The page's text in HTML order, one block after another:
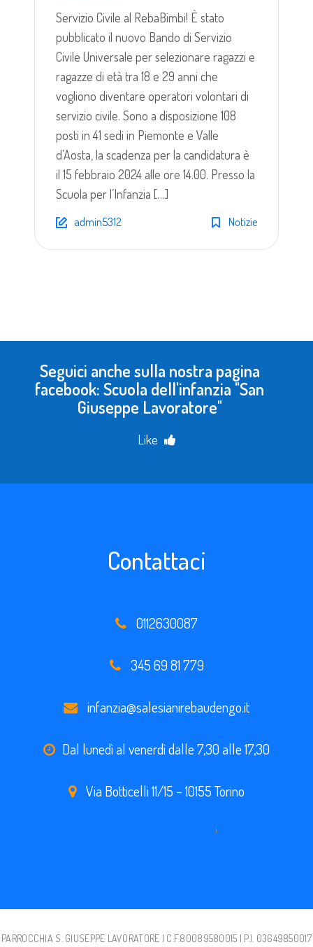
Servizio Civile al RebaBimbi! È stato
pubblicato il nuovo Bando di Servizio
Civile Universale per selezionare ragazzi e
ragazze di età tra 18 e 29 anni che
vogliono diventare operatori volontari di
servizio civile. Sono a disposizione 108
posti in 41 sedi in Piemonte e Valle
d’Aosta, la scadenza per la candidatura è
il 15 febbraio 2024 alle ore 14.00. Presso la
Scuola per l’Infanzia […]
admin5312 Notizie
Seguici anche sulla nostra pagina
facebook: Scuola dell'infanzia "San
Giuseppe Lavoratore"
Like
Contattaci
0112630087
345 69 81 779
infanzia@salesianirebaudengo.it
Dal lunedì al venerdì dalle 7,30 alle 17,30
Via Botticelli 11/15 – 10155 Torino
PARROCCHIA S. GIUSEPPE LAVORATORE | C.F.80089580015 | P.I. 03649850017